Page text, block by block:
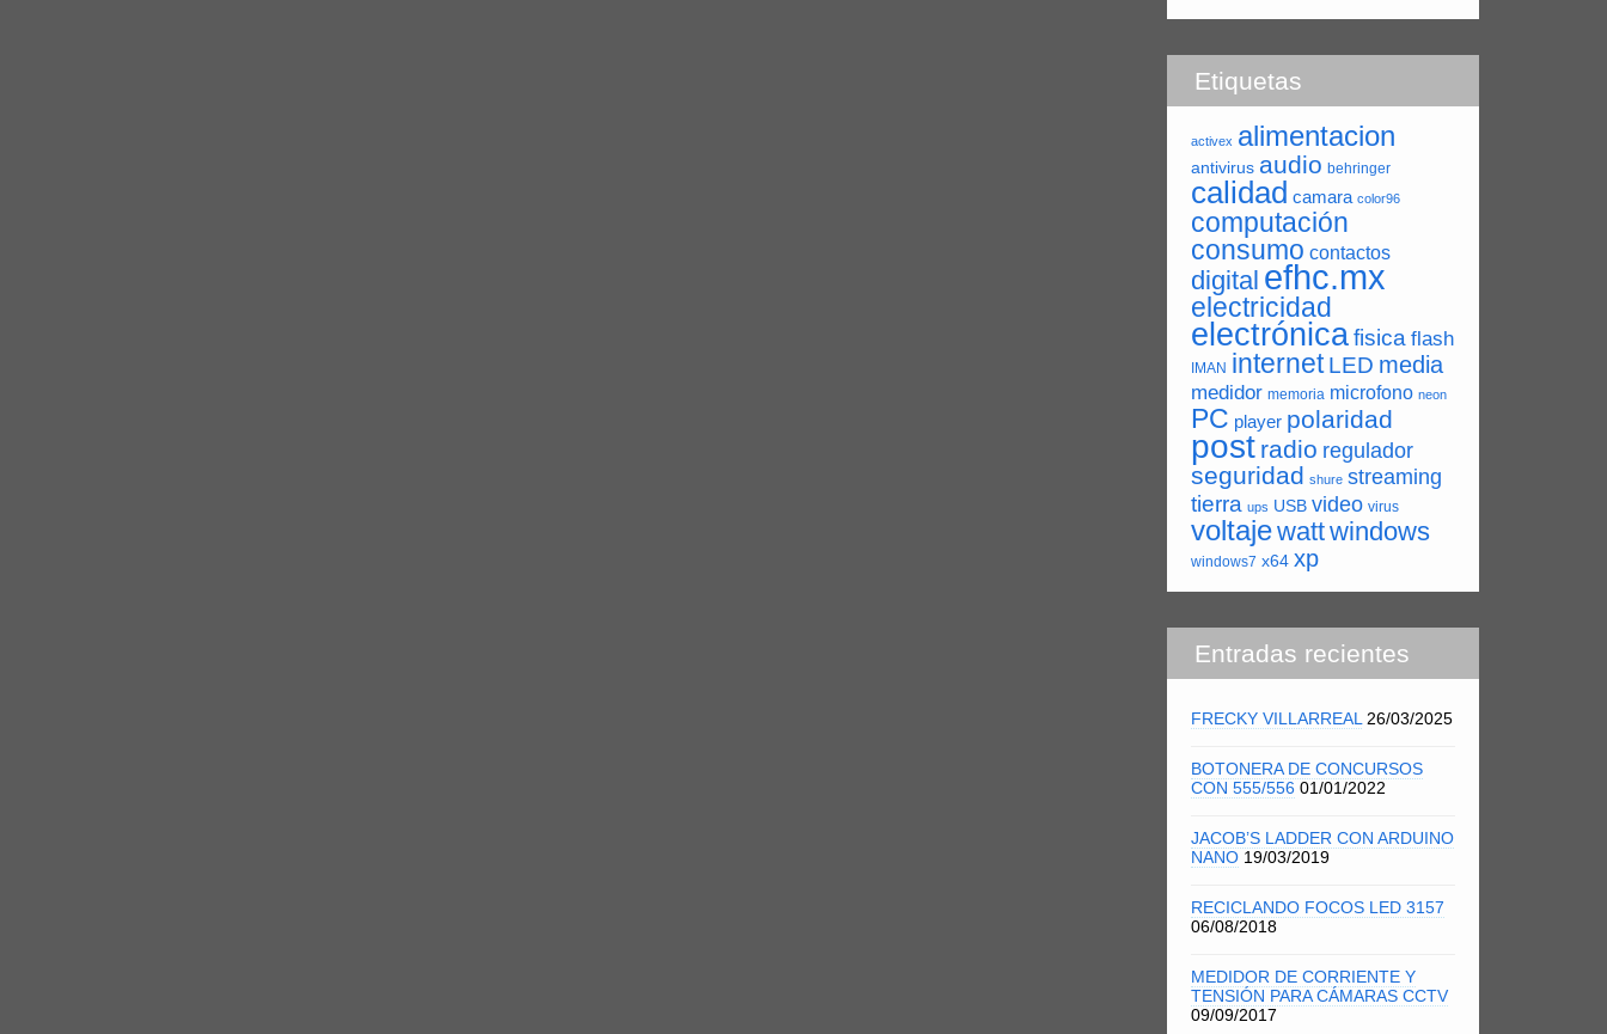
Etiquetas
activex alimentacion
antivirus audio behringer
calidad camara color96
computación
consumo contactos
digital efhc.mx
electricidad
electrónica fisica flash
IMAN internet LED media
medidor memoria microfono neon
PC player polaridad
post radio regulador
seguridad shure streaming
tierra ups USB video virus
voltajewattwindows
windows7 x64 xp
Entradas recientes
FRECKY VILLARREAL 26/03/2025
BOTONERA DE CONCURSOS
CON 555/556 01/01/2022
JACOB’S LADDER CON ARDUINO
NANO 19/03/2019
RECICLANDO FOCOS LED 3157
06/08/2018
MEDIDOR DE CORRIENTE Y
TENSIÓN PARA CÁMARAS CCTV
09/09/2017